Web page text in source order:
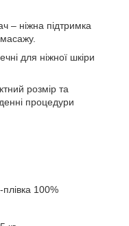
– ніжна підтримка
для ніжної шкіри
розмір та
процедури
100%